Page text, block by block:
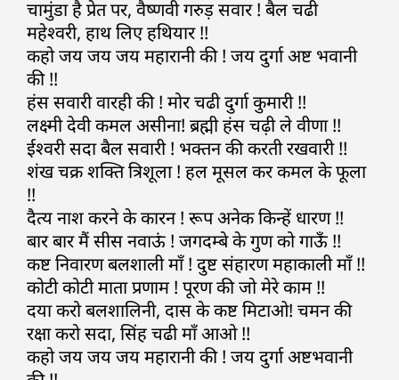
चामुंडा है प्रेत पर, वैष्णवी गरुड़ सवार ! बैल चढी
महेश्वरी, हाथ लिए हथियार !!
कहो जय जय जय महारानी की ! जय दुर्गा अष्ट भवानी
की !!
हंस सवारी वारही की ! मोर चढी दुर्गा कुमारी !!
लक्ष्मी देवी कमल असीना! ब्रह्मी हंस चढ़ी ले वीणा !!
ईश्वरी सदा बैल सवारी ! भक्तन की करती रखवारी !!
शंख चक्र शक्ति त्रिशूला ! हल मूसल कर कमल के फूला
!!
दैत्य नाश करने के कारन ! रूप अनेक किन्हें धारण !!
बार बार मैं सीस नवाऊं ! जगदम्बे के गुण को गाऊँ !!
कष्ट निवारण बलशाली माँ ! दुष्ट संहारण महाकाली माँ !!
कोटी कोटी माता प्रणाम ! पूरण की जो मेरे काम !!
दया करो बलशालिनी, दास के कष्ट मिटाओ! चमन की
रक्षा करो सदा, सिंह चढी माँ आओ !!
कहो जय जय जय महारानी की ! जय दुर्गा अष्टभवानी